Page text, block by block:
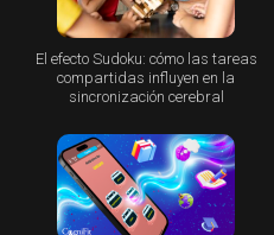
El efecto Sudoku: cómo las tareas
compartidas influyen en la
sincronización cerebral